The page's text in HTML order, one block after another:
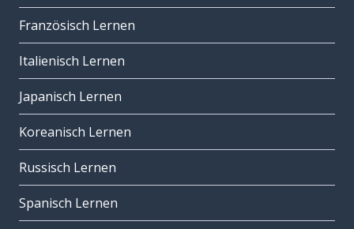
Französisch Lernen
Italienisch Lernen
Japanisch Lernen
Koreanisch Lernen
Russisch Lernen
Spanisch Lernen